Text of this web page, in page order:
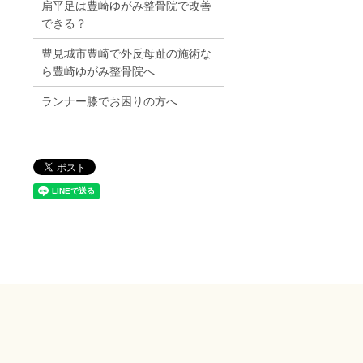
扁平足は豊崎ゆがみ整骨院で改善
できる？
豊見城市豊崎で外反母趾の施術な
ら豊崎ゆがみ整骨院へ
ランナー膝でお困りの方へ